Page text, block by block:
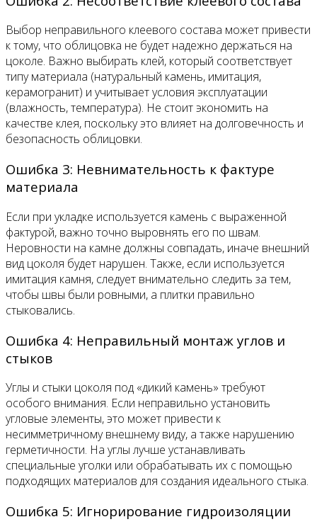
Выбор неправильного клеевого состава может привести
к тому, что облицовка не будет надежно держаться на
цоколе. Важно выбирать клей, который соответствует
типу материала (натуральный камень, имитация,
керамогранит) и учитывает условия эксплуатации
(влажность, температура). Не стоит экономить на
качестве клея, поскольку это влияет на долговечность и
безопасность облицовки.
Ошибка 3: Невнимательность к фактуре
материала
Если при укладке используется камень с выраженной
фактурой, важно точно выровнять его по швам.
Неровности на камне должны совпадать, иначе внешний
вид цоколя будет нарушен. Также, если используется
имитация камня, следует внимательно следить за тем,
чтобы швы были ровными, а плитки правильно
стыковались.
Ошибка 4: Неправильный монтаж углов и
стыков
Углы и стыки цоколя под «дикий камень» требуют
особого внимания. Если неправильно установить
угловые элементы, это может привести к
несимметричному внешнему виду, а также нарушению
герметичности. На углы лучше устанавливать
специальные уголки или обрабатывать их с помощью
подходящих материалов для создания идеального стыка.
Ошибка 5: Игнорирование гидроизоляции